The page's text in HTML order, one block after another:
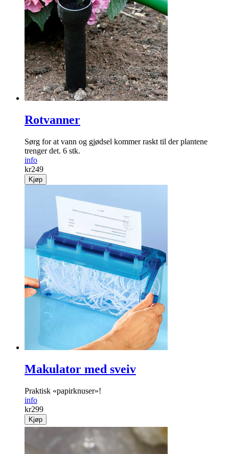
Rotvanner
Sørg for at vann og gjødsel kommer raskt til der plantene
trenger det. 6 stk.
info
kr249
Kjøp
Makulator med sveiv
Praktisk «papir­knuser»!
info
kr299
Kjøp